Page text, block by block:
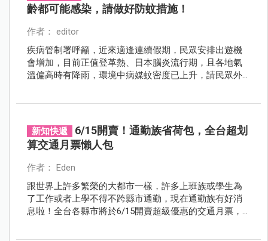
齡都可能感染，請做好防蚊措施！
作者： editor
疾病管制署呼籲，近來適逢連續假期，民眾安排出遊機
會增加，目前正值登革熱、日本腦炎流行期，且各地氣
溫偏高時有降雨，環境中病媒蚊密度已上升，請民眾外
新知快遞
6/15開賣！通勤族省荷包，全台超划
算交通月票懶人包
作者： Eden
跟世界上許多繁榮的大都市一樣，許多上班族或學生為
了工作或者上學不得不跨縣市通勤，現在通勤族有好消
息啦！全台各縣市將於6/15開賣超級優惠的交通月票，